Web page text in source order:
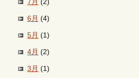
6月 (4)
5月 (1)
4月 (2)
3月 (1)